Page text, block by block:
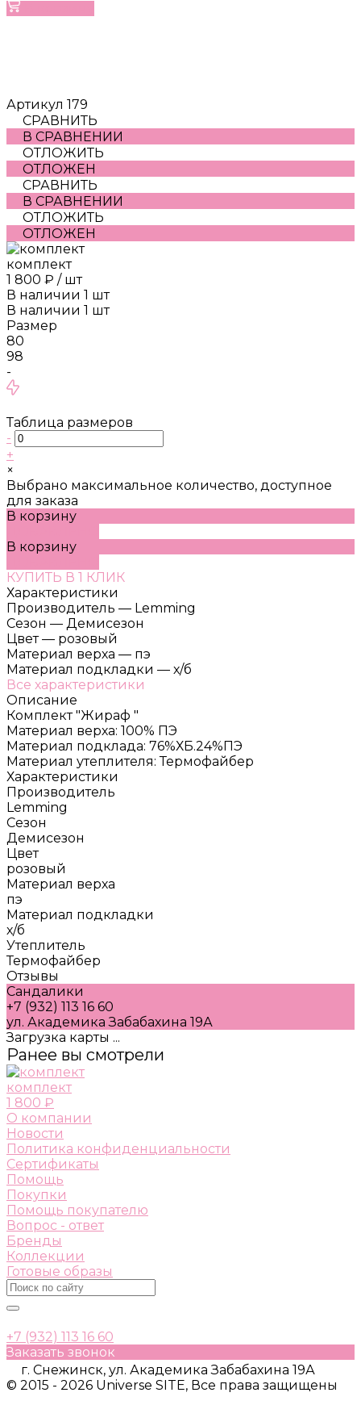
Артикул 179
СРАВНИТЬ
В СРАВНЕНИИ
ОТЛОЖИТЬ
ОТЛОЖЕН
СРАВНИТЬ
В СРАВНЕНИИ
ОТЛОЖИТЬ
ОТЛОЖЕН
комплект
1 800 ₽ / шт
В наличии 1 шт
В наличии 1 шт
Размер
80
98
-
Таблица размеров
-
+
×
Выбрано максимальное количество, доступное
для заказа
В корзину
В корзину
КУПИТЬ В 1 КЛИК
Характеристики
Производитель — Lemming
Сезон — Демисезон
Цвет — розовый
Материал верха — пэ
Материал подкладки — х/б
Все характеристики
Описание
Комплект "Жираф "
Материал верха: 100% ПЭ
Материал подклада: 76%ХБ.24%ПЭ
Материал утеплителя: Термофайбер
Характеристики
Производитель
Lemming
Сезон
Демисезон
Цвет
розовый
Материал верха
пэ
Материал подкладки
х/б
Утеплитель
Термофайбер
Отзывы
Сандалики
+7 (932) 113 16 60
ул. Академика Забабахина 19А
Загрузка карты ...
Ранее вы смотрели
комплект
1 800 ₽
О компании
Новости
Политика конфиденциальности
Сертификаты
Помощь
Покупки
Помощь покупателю
Вопрос - ответ
Бренды
Коллекции
Готовые образы
+7 (932) 113 16 60
Заказать звонок
г. Снежинск, ул. Академика Забабахина 19А
© 2015 - 2026 Universe SITE, Все права защищены